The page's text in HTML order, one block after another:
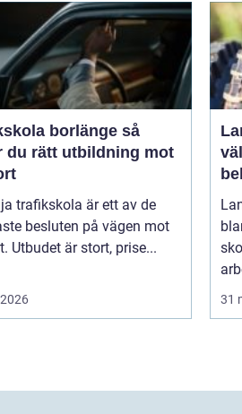
borlänge så
du rätt utbildning mot
trafikskola är ett av de
besluten på vägen mot
Utbudet är stort, prise...
31